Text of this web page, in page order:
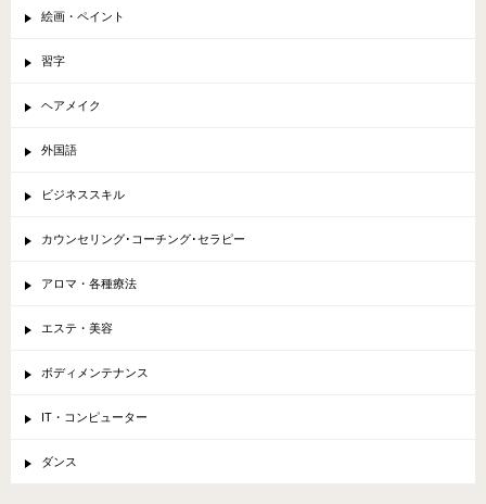
絵画・ペイント
習字
ヘアメイク
外国語
ビジネススキル
カウンセリング･コーチング･セラピー
アロマ・各種療法
エステ・美容
ボディメンテナンス
IT・コンピューター
ダンス